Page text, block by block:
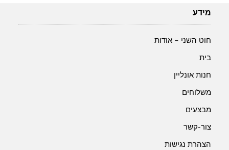
מידע
חוט השני – אודות
בית
חנות אונליין
משלוחים
מבצעים
צור-קשר
הצהרת נגישות